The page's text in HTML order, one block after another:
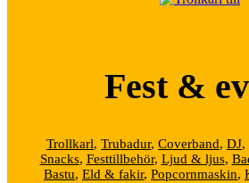
Fest &
Trollkarl, Trubadur, Coverband, DJ,
Snacks, Festtillbehör, Ljud & ljus,
Bastu, Eld & fakir, Popcornmaskin,